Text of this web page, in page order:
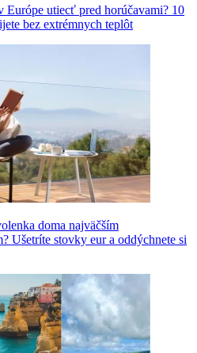
Európe utiecť pred horúčavami? 10
bez extrémnych teplôt
doma najväčším
Ušetríte stovky eur a oddýchnete si